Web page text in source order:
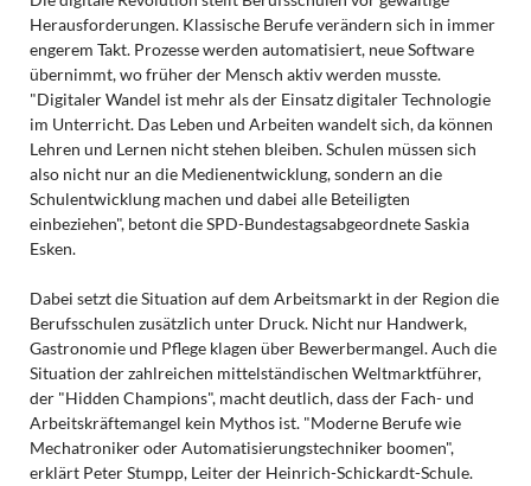
Herausforderungen. Klassische Berufe verändern sich in immer
engerem Takt. Prozesse werden automatisiert, neue Software
übernimmt, wo früher der Mensch aktiv werden musste.
"Digitaler Wandel ist mehr als der Einsatz digitaler Technologie
im Unterricht. Das Leben und Arbeiten wandelt sich, da können
Lehren und Lernen nicht stehen bleiben. Schulen müssen sich
also nicht nur an die Medienentwicklung, sondern an die
Schulentwicklung machen und dabei alle Beteiligten
einbeziehen", betont die SPD-Bundestagsabgeordnete Saskia
Esken.
Dabei setzt die Situation auf dem Arbeitsmarkt in der Region die
Berufsschulen zusätzlich unter Druck. Nicht nur Handwerk,
Gastronomie und Pflege klagen über Bewerbermangel. Auch die
Situation der zahlreichen mittelständischen Weltmarktführer,
der "Hidden Champions", macht deutlich, dass der Fach- und
Arbeitskräftemangel kein Mythos ist. "Moderne Berufe wie
Mechatroniker oder Automatisierungstechniker boomen",
erklärt Peter Stumpp, Leiter der Heinrich-Schickardt-Schule.